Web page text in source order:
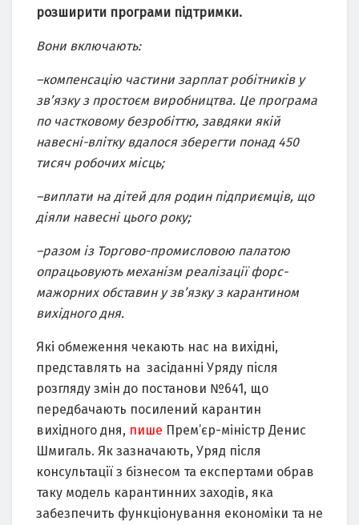
розширити програми підтримки.
Вони включають:
–компенсацію частини зарплат робітників у
зв’язку з простоєм виробництва. Це програма
по частковому безробіттю, завдяки якій
навесні-влітку вдалося зберегти понад 450
тисяч робочих місць;
–виплати на дітей для родин підприємців, що
діяли навесні цього року;
–разом із Торгово-промисловою палатою
опрацьовуютьмеханізм реалізації форс-
мажорних обставин у зв’язку з карантином
вихідного дня.
Які обмеження чекають нас на вихідні,
представлять на засіданні Уряду після
розгляду змін до постанови №641, що
передбачають посилений карантин
вихідного дня, пише Прем’єр-міністр Денис
Шмигаль. Як зазначають, Уряд після
консультації з бізнесом та експертами обрав
таку модель карантинних заходів, яка
забезпечить функціонування економіки та не